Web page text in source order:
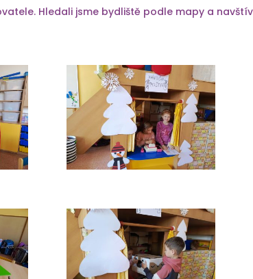
Hledali jsme bydliště podle mapy a